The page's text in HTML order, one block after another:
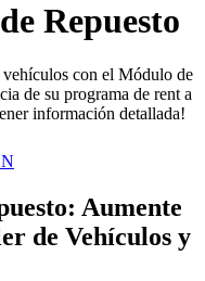
Repuesto
vehículos con el Módulo de
de su programa de rent a
información detallada!
Aumente
de Vehículos y